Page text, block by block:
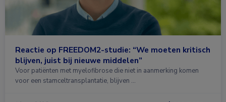
Reactie op FREEDOM2-studie: “We moeten kritisch
blijven, juist bij nieuwe middelen”
Voor patiënten met myelofibrose die niet in aanmerking komen
voor een stamceltransplantatie, blijven …